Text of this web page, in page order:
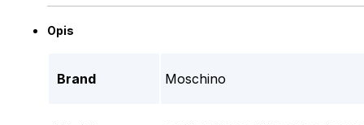
Opis
Brand Moschino